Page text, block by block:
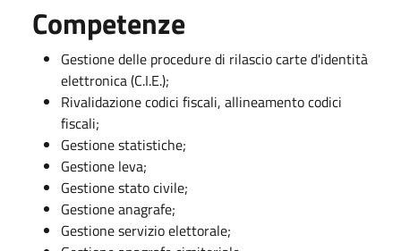
Competenze
Gestione delle procedure di rilascio carte d'identità
elettronica (C.I.E.);
Rivalidazione codici fiscali, allineamento codici
fiscali;
Gestione statistiche;
Gestione leva;
Gestione stato civile;
Gestione anagrafe;
Gestione servizio elettorale;